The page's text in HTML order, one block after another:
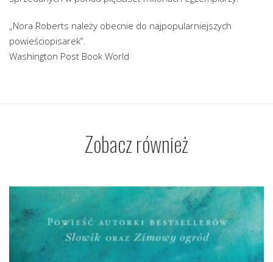
„Nora Roberts należy obecnie do najpopularniejszych
powieściopisarek”.
Washington Post Book World
Zobacz również